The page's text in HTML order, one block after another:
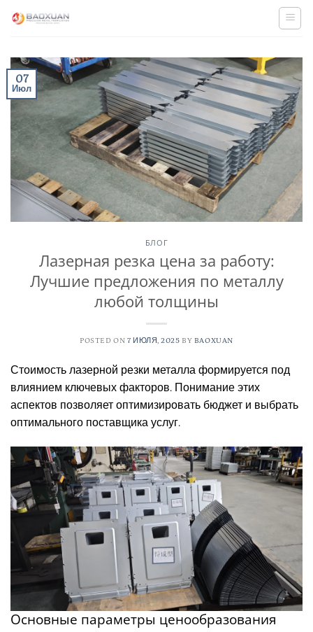
07
Июл
БЛОГ
Лазерная резка цена за работу:
Лучшие предложения по металлу
любой толщины
POSTED ON 7 ИЮЛЯ, 2025 BY BAOXUAN
Стоимость лазерной резки металла формируется под
влиянием ключевых факторов. Понимание этих
аспектов позволяет оптимизировать бюджет и выбрать
оптимального поставщика услуг.
Основные параметры ценообразования